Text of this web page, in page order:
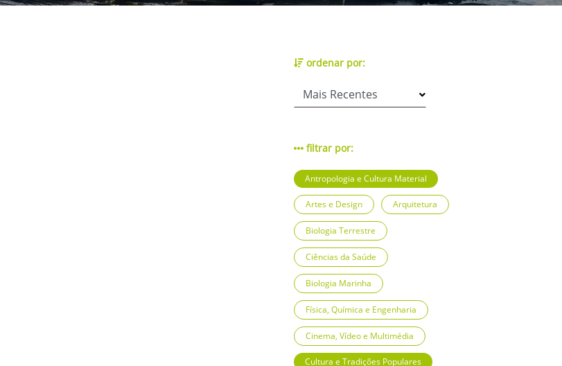
ordenar por:
filtrar por:
Antropologia e Cultura Material
Artes e Design Arquitetura
Biologia Terrestre
Ciências da Saúde
Biologia Marinha
Física, Química e Engenharia
Cinema, Vídeo e Multimédia
Cultura e Tradições Populares